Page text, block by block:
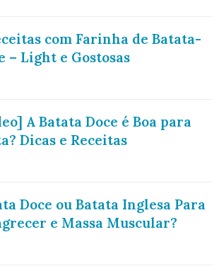
com Farinha de Batata-
– Light e Gostosas
A Batata Doce é Boa para
Dicas e Receitas
Doce ou Batata Inglesa Para
e Massa Muscular?